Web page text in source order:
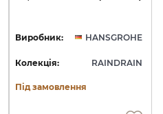
Виробник: HANSGROHE
Колекція: RAINDRAIN
Під замовлення